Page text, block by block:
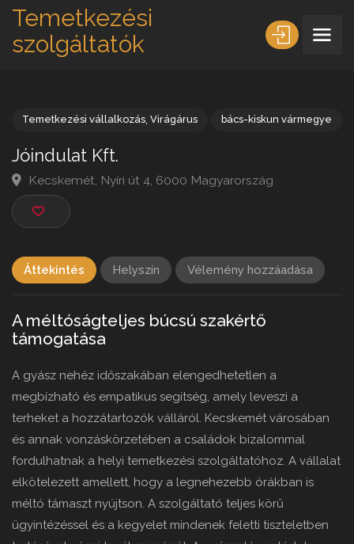
Temetkezési
szolgáltatók
Jóindulat Kft.
Kecskemét, Nyíri út 4, 6000 Magyarország
Áttekintés Helyszín Vélemény hozzáadása
A méltóságteljes búcsú szakértő
támogatása
A gyász nehéz időszakában elengedhetetlen a
megbízható és empatikus segítség, amely leveszi a
terheket a hozzátartozók válláról. Kecskemét városában
és annak vonzáskörzetében a családok bizalommal
fordulhatnak a helyi temetkezési szolgáltatóhoz. A vállalat
elkötelezett amellett, hogy a legnehezebb órákban is
méltó támaszt nyújtson. A szolgáltató teljes körű
ügyintézéssel és a kegyelet mindenek feletti tiszteletben